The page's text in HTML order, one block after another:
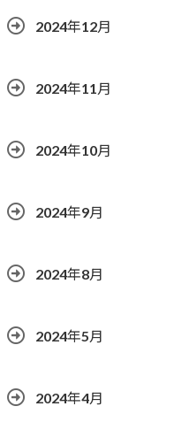
2024年12月
2024年11月
2024年10月
2024年9月
2024年8月
2024年5月
2024年4月